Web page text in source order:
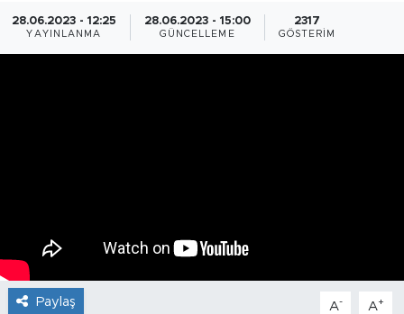
28.06.2023 - 12:25
YAYINLANMA
28.06.2023 - 15:00
GÜNCELLEME
2317
GÖSTERIM
Paylaş A- A+